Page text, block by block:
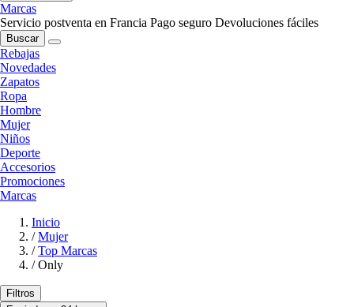
Marcas
Servicio postventa en Francia Pago seguro Devoluciones fáciles
Buscar
Rebajas
Novedades
Zapatos
Ropa
Hombre
Mujer
Niños
Deporte
Accesorios
Promociones
Marcas
Inicio
/ Mujer
/ Top Marcas
/ Only
Filtros